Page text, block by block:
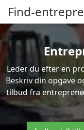
Find-
Leder du efter en
Beskriv din opgave
tilbud fra